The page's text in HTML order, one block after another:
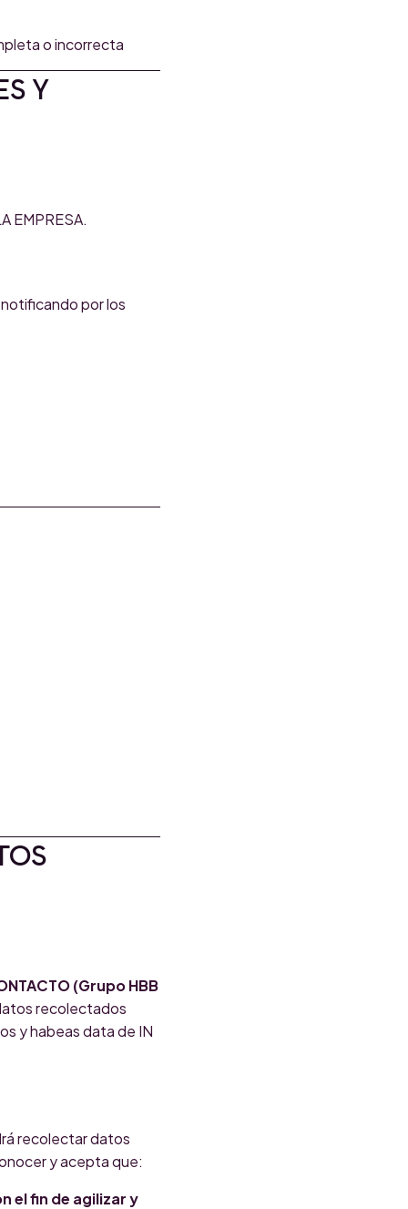
o incorrecta
Y
EMPRESA.
por los
(Grupo HBB
recolectados
y habeas data de IN
recolectar datos
y acepta que:
el fin de agilizar y